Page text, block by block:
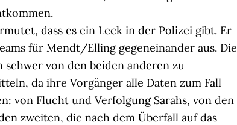
dass es ein Leck in der Polizei gibt. Er
für Mendt/Elling gegeneinander aus. Die
von den beiden anderen zu
da ihre Vorgänger alle Daten zum Fall
von Flucht und Verfolgung Sarahs, von den
zweiten, die nach dem Überfall auf das